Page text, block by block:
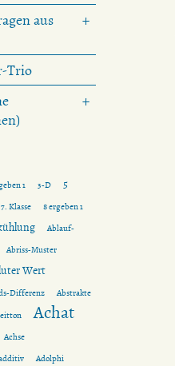
aus
Trio
1 3-D
5
7. Klasse 8 ergeben 1
Ablauf-
Abriss-Muster
Wert
Differenz
Abstrakte
Achat
Achse
Adolphi